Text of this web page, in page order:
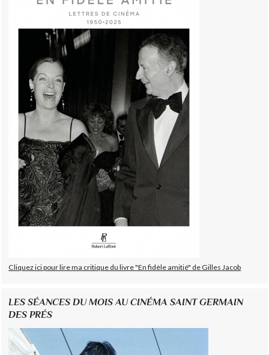
Cliquez ici pour lire ma critique du livre "En fidèle amitié" de Gilles Jacob
LES SÉANCES DU MOIS AU CINÉMA SAINT GERMAIN
DES PRÉS